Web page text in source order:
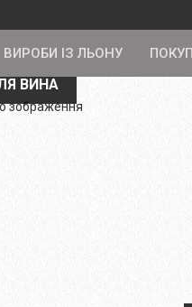
ВИРОБИ ІЗ ЛЬОНУ
ВИНА
ВИНА